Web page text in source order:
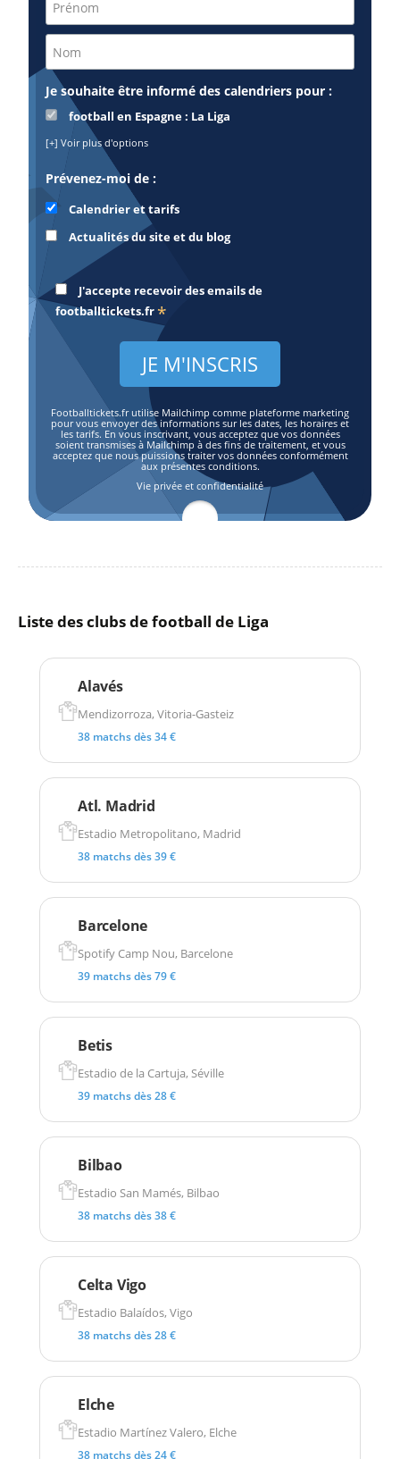
Je souhaite être informé des calendriers pour :
football en Espagne : La Liga
[+] Voir plus d'options
Prévenez-moi de :
Calendrier et tarifs
Actualités du site et du blog
J'accepte recevoir des emails de
footballtickets.fr *
Footballtickets.fr utilise Mailchimp comme plateforme marketing
pour vous envoyer des informations sur les dates, les horaires et
les tarifs. En vous inscrivant, vous acceptez que vos données
soient transmises à Mailchimp à des fins de traitement, et vous
acceptez que nous puissions traiter vos données conformément
aux présentes conditions.
Vie privée et confidentialité
Liste des clubs de football de Liga
Alavés
Mendizorroza, Vitoria-Gasteiz
38 matchs dès 34 €
Atl. Madrid
Estadio Metropolitano, Madrid
38 matchs dès 39 €
Barcelone
Spotify Camp Nou, Barcelone
39 matchs dès 79 €
Betis
Estadio de la Cartuja, Séville
39 matchs dès 28 €
Bilbao
Estadio San Mamés, Bilbao
38 matchs dès 38 €
Celta Vigo
Estadio Balaídos, Vigo
38 matchs dès 28 €
Elche
Estadio Martínez Valero, Elche
38 matchs dès 24 €